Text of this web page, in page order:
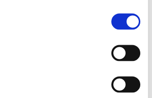
MOSTRA SOLO CONVENZIONATI